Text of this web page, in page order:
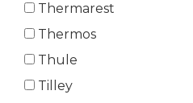
Thermarest
Thermos
Thule
Tilley